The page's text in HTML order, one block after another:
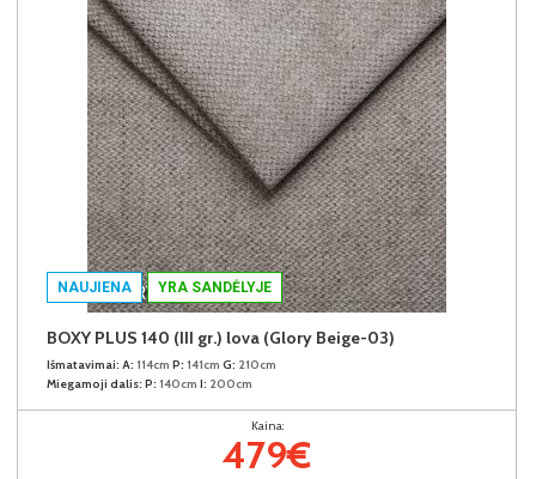
NAUJIENA YRA SANDĖLYJE
BOXY PLUS 140 (III gr.) lova (Glory Beige-03)
Išmatavimai: A: 114cm P: 141cm G: 210cm
Miegamoji dalis: P: 140cm I: 200cm
Kaina:
479€